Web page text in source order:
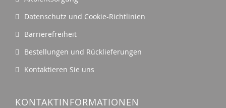
Datenschutz und Cookie-Richtlinien
Barrierefreiheit
Bestellungen und Rücklieferungen
Kontaktieren Sie uns
KONTAKTINFORMATIONEN